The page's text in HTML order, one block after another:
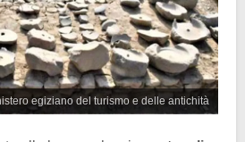
egiziano del turismo e delle antichità